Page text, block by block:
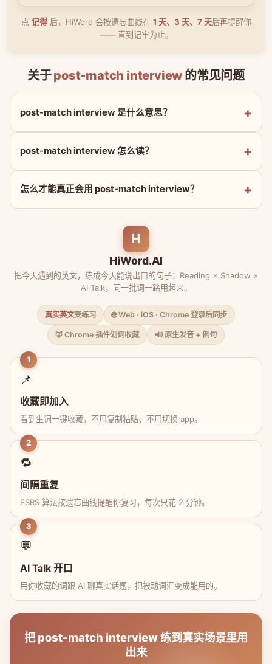
点 记得后，HiWord 会按遗忘曲线在 1 天、3 天、7 天后再提醒你
—— 直到记牢为止。
关于post-match interview 的常见问题
post-match interview 是什么意思？
post-match interview 怎么读？
怎么才能真正会用 post-match interview？
H
HiWord.AI
把今天遇到的英文，练成今天能说出口的句子：Reading × Shadow ×
AI Talk，同一批词一路用起来。
真实英文变练习 🌐 Web · iOS · Chrome 登录后同步
🦊 Chrome 插件划词收藏 🔊 原生发音 + 例句
1
📌
收藏即加入
看到生词一键收藏，不用复制粘贴、不用切换 app。
2
🔁
间隔重复
FSRS 算法按遗忘曲线提醒你复习，每次只花 2 分钟。
3
💬
AI Talk 开口
用你收藏的词跟 AI 聊真实话题，把被动词汇变成能用的。
把 post-match interview 练到真实场景里用
出来